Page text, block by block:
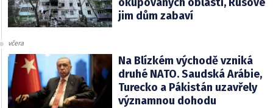
jim dům zabaví
včera
Na Blízkém východě vzniká
druhé NATO. Saudská Arábie,
Turecko a Pákistán uzavřely
významnou dohodu